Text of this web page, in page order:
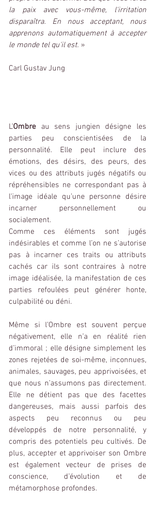
la paix avec vous-même, l'irritation
disparaîtra. En nous acceptant, nous
apprenons automatiquement à accepter
le monde tel qu'il est. »
Carl Gustav Jung
L’Ombre au sens jungien désigne les
parties peu conscientisées de la
personnalité. Elle peut inclure des
émotions, des désirs, des peurs, des
vices ou des attributs jugés négatifs ou
répréhensibles ne correspondant pas à
l'image idéale qu’une personne désire
incarner personnellement ou
socialement.
Comme ces éléments sont jugés
indésirables et comme l’on ne s’autorise
pas à incarner ces traits ou attributs
cachés car ils sont contraires à notre
image idéalisée, la manifestation de ces
parties refoulées peut générer honte,
culpabilité ou déni.
Même si l’Ombre est souvent perçue
négativement, elle n’a en réalité rien
d’immoral ; elle désigne simplement les
zones rejetées de soi-même, inconnues,
animales, sauvages, peu apprivoisées, et
que nous n’assumons pas directement.
Elle ne détient pas que des facettes
dangereuses, mais aussi parfois des
aspects peu reconnus ou peu
développés de notre personnalité, y
compris des potentiels peu cultivés. De
plus, accepter et apprivoiser son Ombre
est également vecteur de prises de
conscience, d’évolution et de
métamorphose profondes.